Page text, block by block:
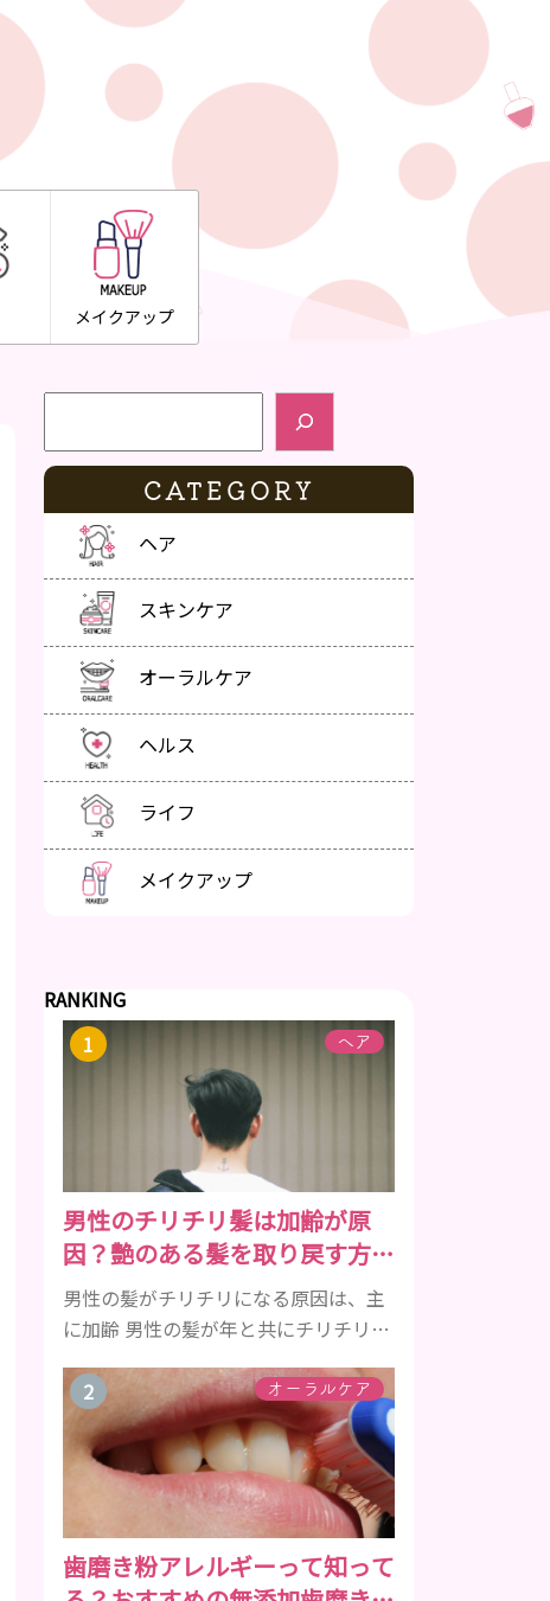
メイクアップ
検索
CATEGORY
ヘア
スキンケア
オーラルケア
ヘルス
ライフ
メイクアップ
RANKING
ヘア
男性のチリチリ髪は加齢が原
因？艶のある髪を取り戻す方法
をご紹介
男性の髪がチリチリになる原因は、主
に加齢 男性の髪が年と共にチリチリに
い頃はしっかりとボリュームがあり、
髪にツヤがあった男性も、いつのまに
か髪がチリチリでペタンとするように
なったと感じる人もいるでしょう。特
に大人の男性としての魅力が出てくる
40代以降の男性に悩んでいる人が多い
傾向があります。 髪が生え変わるサイ
オーラルケア
歯磨き粉アレルギーって知って